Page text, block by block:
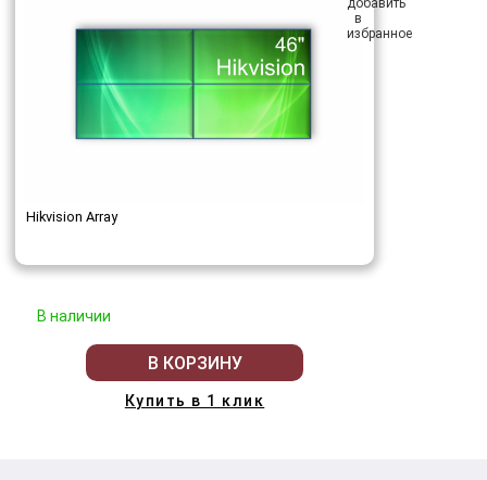
Hikvision Array
В наличии
В КОРЗИНУ
Купить в 1 клик